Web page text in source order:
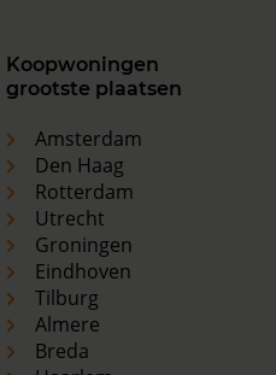
Koopwoningen
grootste plaatsen
Amsterdam
Den Haag
Rotterdam
Utrecht
Groningen
Eindhoven
Tilburg
Almere
Breda